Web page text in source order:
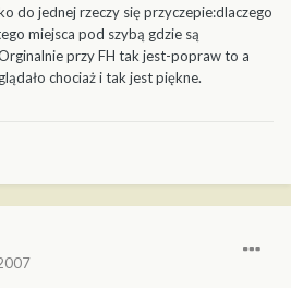
do jednej rzeczy się przyczepie:dlaczego
miejsca pod szybą gdzie są
przy FH tak jest-popraw to a
chociaż i tak jest piękne.